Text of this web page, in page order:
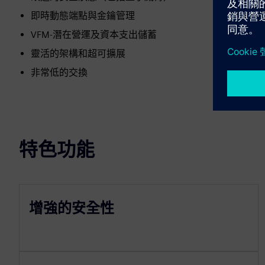
即時動態端點與金鑰管理
VFM-潛在營運及資本支出儲蓄
靈活的架構和超可擴展
非常低的交換
特色功能
增強的安全性